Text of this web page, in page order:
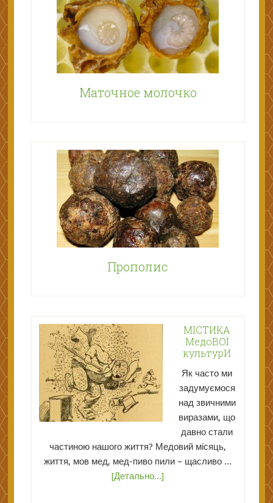
Маточное молочко
Прополис
МІСТИКА
МедоВОЇ
культурИ
Як часто ми
задумуємося
над звичними
виразами, що
давно стали
частиною нашого життя? Медовий місяць,
життя, мов мед, мед-пиво пили – щасливо ...
[Детально...]